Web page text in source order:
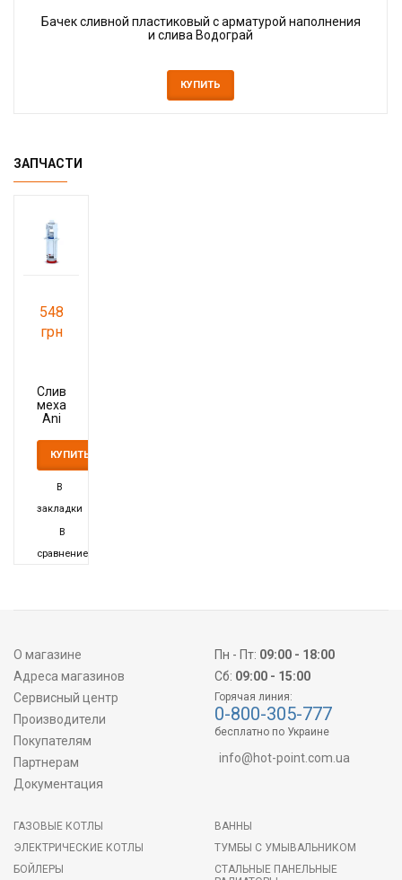
Бачек сливной пластиковый с арматурой наполнения
и слива Водограй
КУПИТЬ
ЗАПЧАСТИ
548
грн
Сливной
механизм
Ani
70
10
КУПИТЬ
В
закладки
В
сравнение
О магазине
Адреса магазинов
Сервисный центр
Производители
Покупателям
Партнерам
Документация
Пн - Пт: 09:00 - 18:00
Сб: 09:00 - 15:00
Горячая линия:
0-800-305-777
бесплатно по Украине
info@hot-point.com.ua
ГАЗОВЫЕ КОТЛЫ
ЭЛЕКТРИЧЕСКИЕ КОТЛЫ
БОЙЛЕРЫ
ВАННЫ
ТУМБЫ С УМЫВАЛЬНИКОМ
СТАЛЬНЫЕ ПАНЕЛЬНЫЕ